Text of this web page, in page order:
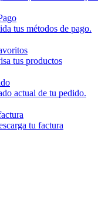
tus métodos de pago.
tus productos
actual de tu pedido.
tu factura